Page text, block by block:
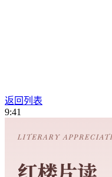
返回列表
9:41